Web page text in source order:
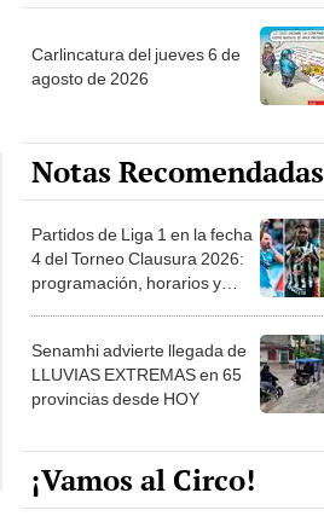
Carlincatura del jueves 6 de
agosto de 2026
Notas Recomendadas
Partidos de Liga 1 en la fecha
4 del Torneo Clausura 2026:
programación, horarios y
Senamhi advierte llegada de
LLUVIAS EXTREMAS en 65
provincias desde HOY
¡Vamos al Circo!